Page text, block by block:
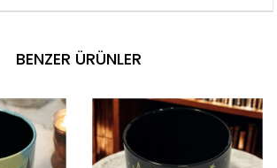
BENZER ÜRÜNLER